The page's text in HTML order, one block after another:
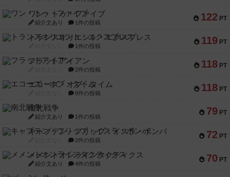
122 PT
ワン・トゥ・ファイブ
紹介文あり 1件の投稿
119 PT
トランスオリエント・エクスプレス
1件の投稿
118 PT
フラットアイアン
2件の投稿
118 PT
エコーズ・オブ・タイム
8件の投稿
79 PT
南北戦争
紹介文あり 1件の投稿
72 PT
キャプテン・フリップ：イスラ・ボンバ
2件の投稿
70 PT
メメントオンラインタクティクス
紹介文あり 4件の投稿